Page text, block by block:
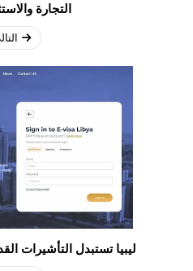
التجارة
ليبيا تستبدل التأشيرات